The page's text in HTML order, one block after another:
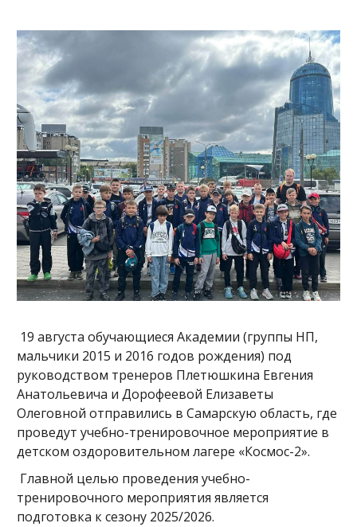
19 августа обучающиеся Академии (группы НП,
мальчики 2015 и 2016 годов рождения) под
руководством тренеров Плетюшкина Евгения
Анатольевича и Дорофеевой Елизаветы
Олеговной отправились в Самарскую область, где
проведут учебно-тренировочное мероприятие в
детском оздоровительном лагере «Космос-2».
Главной целью проведения учебно-
тренировочного мероприятия является
подготовка к сезону 2025/2026.